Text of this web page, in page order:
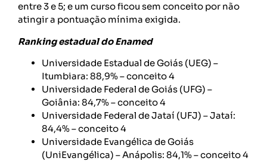
entre 3 e 5; e um curso ficou sem conceito por não
atingir a pontuação mínima exigida.
Ranking estadual do Enamed
Universidade Estadual de Goiás (UEG) –
Itumbiara: 88,9% – conceito 4
Universidade Federal de Goiás (UFG) –
Goiânia: 84,7% – conceito 4
Universidade Federal de Jataí (UFJ) – Jataí:
84,4% – conceito 4
Universidade Evangélica de Goiás
(UniEvangélica) – Anápolis: 84,1% – conceito 4